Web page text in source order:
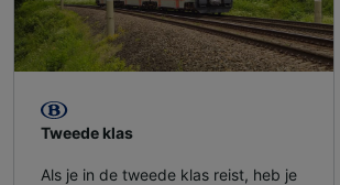
Tweede klas
Als je in de tweede klas reist, heb je